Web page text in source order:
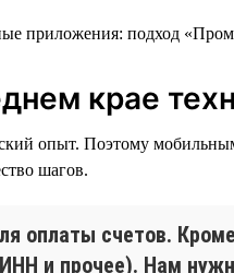
крае
опыт. Поэтому
шагов.
оплаты счетов.
и прочее). Нам